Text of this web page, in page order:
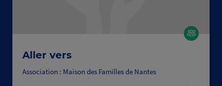
Aller vers
Association : Maison des Familles de Nantes